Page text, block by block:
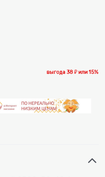
выгода38 ₽или15%